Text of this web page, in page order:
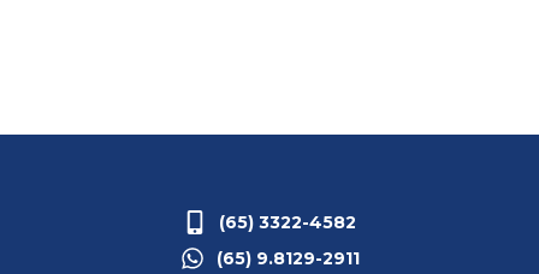
(65) 3322-4582
(65) 9.8129-2911